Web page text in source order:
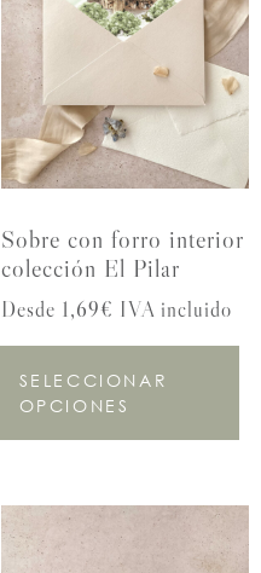
Sobre con forro interior
colección El Pilar
Desde 1,69€ IVA incluido
SELECCIONAR
OPCIONES